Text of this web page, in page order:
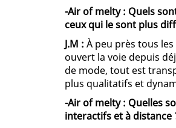
-Air of melty : Quels
ceux qui le sont plus
J.M : À peu près tous
ouvert la voie depuis
de mode, tout est
plus qualitatifs et
-Air of melty : Quelles
interactifs et à distance